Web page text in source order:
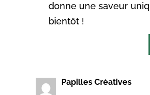
donne une saveur
bientôt !
Papilles Créatives